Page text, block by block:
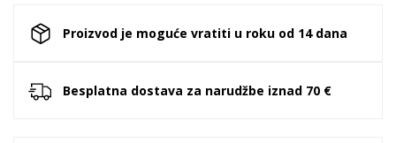
Proizvod je moguće vratiti u roku od 14 dana
Besplatna dostava za narudžbe iznad 70 €